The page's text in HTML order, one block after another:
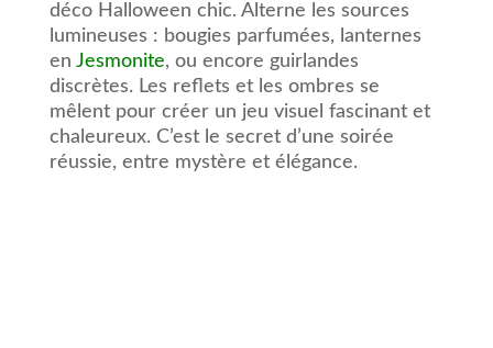
déco Halloween chic. Alterne les sources
lumineuses : bougies parfumées, lanternes
en Jesmonite, ou encore guirlandes
discrètes. Les reflets et les ombres se
mêlent pour créer un jeu visuel fascinant et
chaleureux. C’est le secret d’une soirée
réussie, entre mystère et élégance.